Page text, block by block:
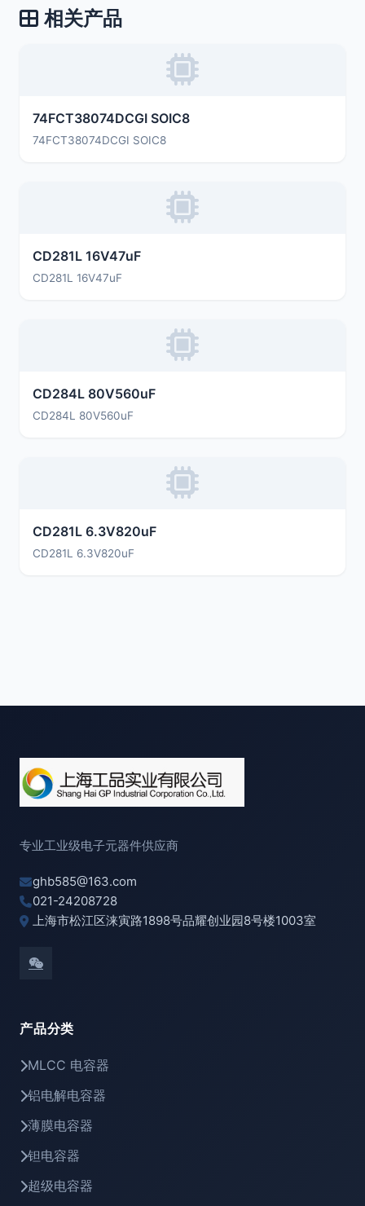
相关产品
74FCT38074DCGI SOIC8
74FCT38074DCGI SOIC8
CD281L 16V47uF
CD281L 16V47uF
CD284L 80V560uF
CD284L 80V560uF
CD281L 6.3V820uF
CD281L 6.3V820uF
专业工业级电子元器件供应商
ghb585@163.com
021-24208728
上海市松江区涞寅路1898号品耀创业园8号楼1003室
产品分类
MLCC 电容器
铝电解电容器
薄膜电容器
钽电容器
超级电容器